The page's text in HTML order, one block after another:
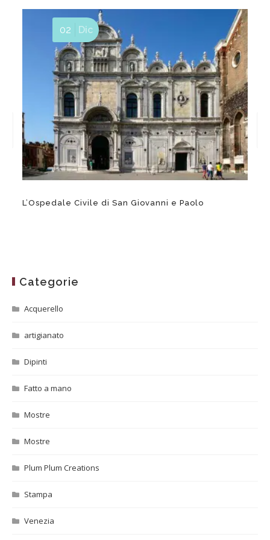
L’Ospedale Civile di San Giovanni e Paolo
02 Dic
Categorie
Acquerello
artigianato
Dipinti
Fatto a mano
Mostre
Mostre
Plum Plum Creations
Stampa
Venezia